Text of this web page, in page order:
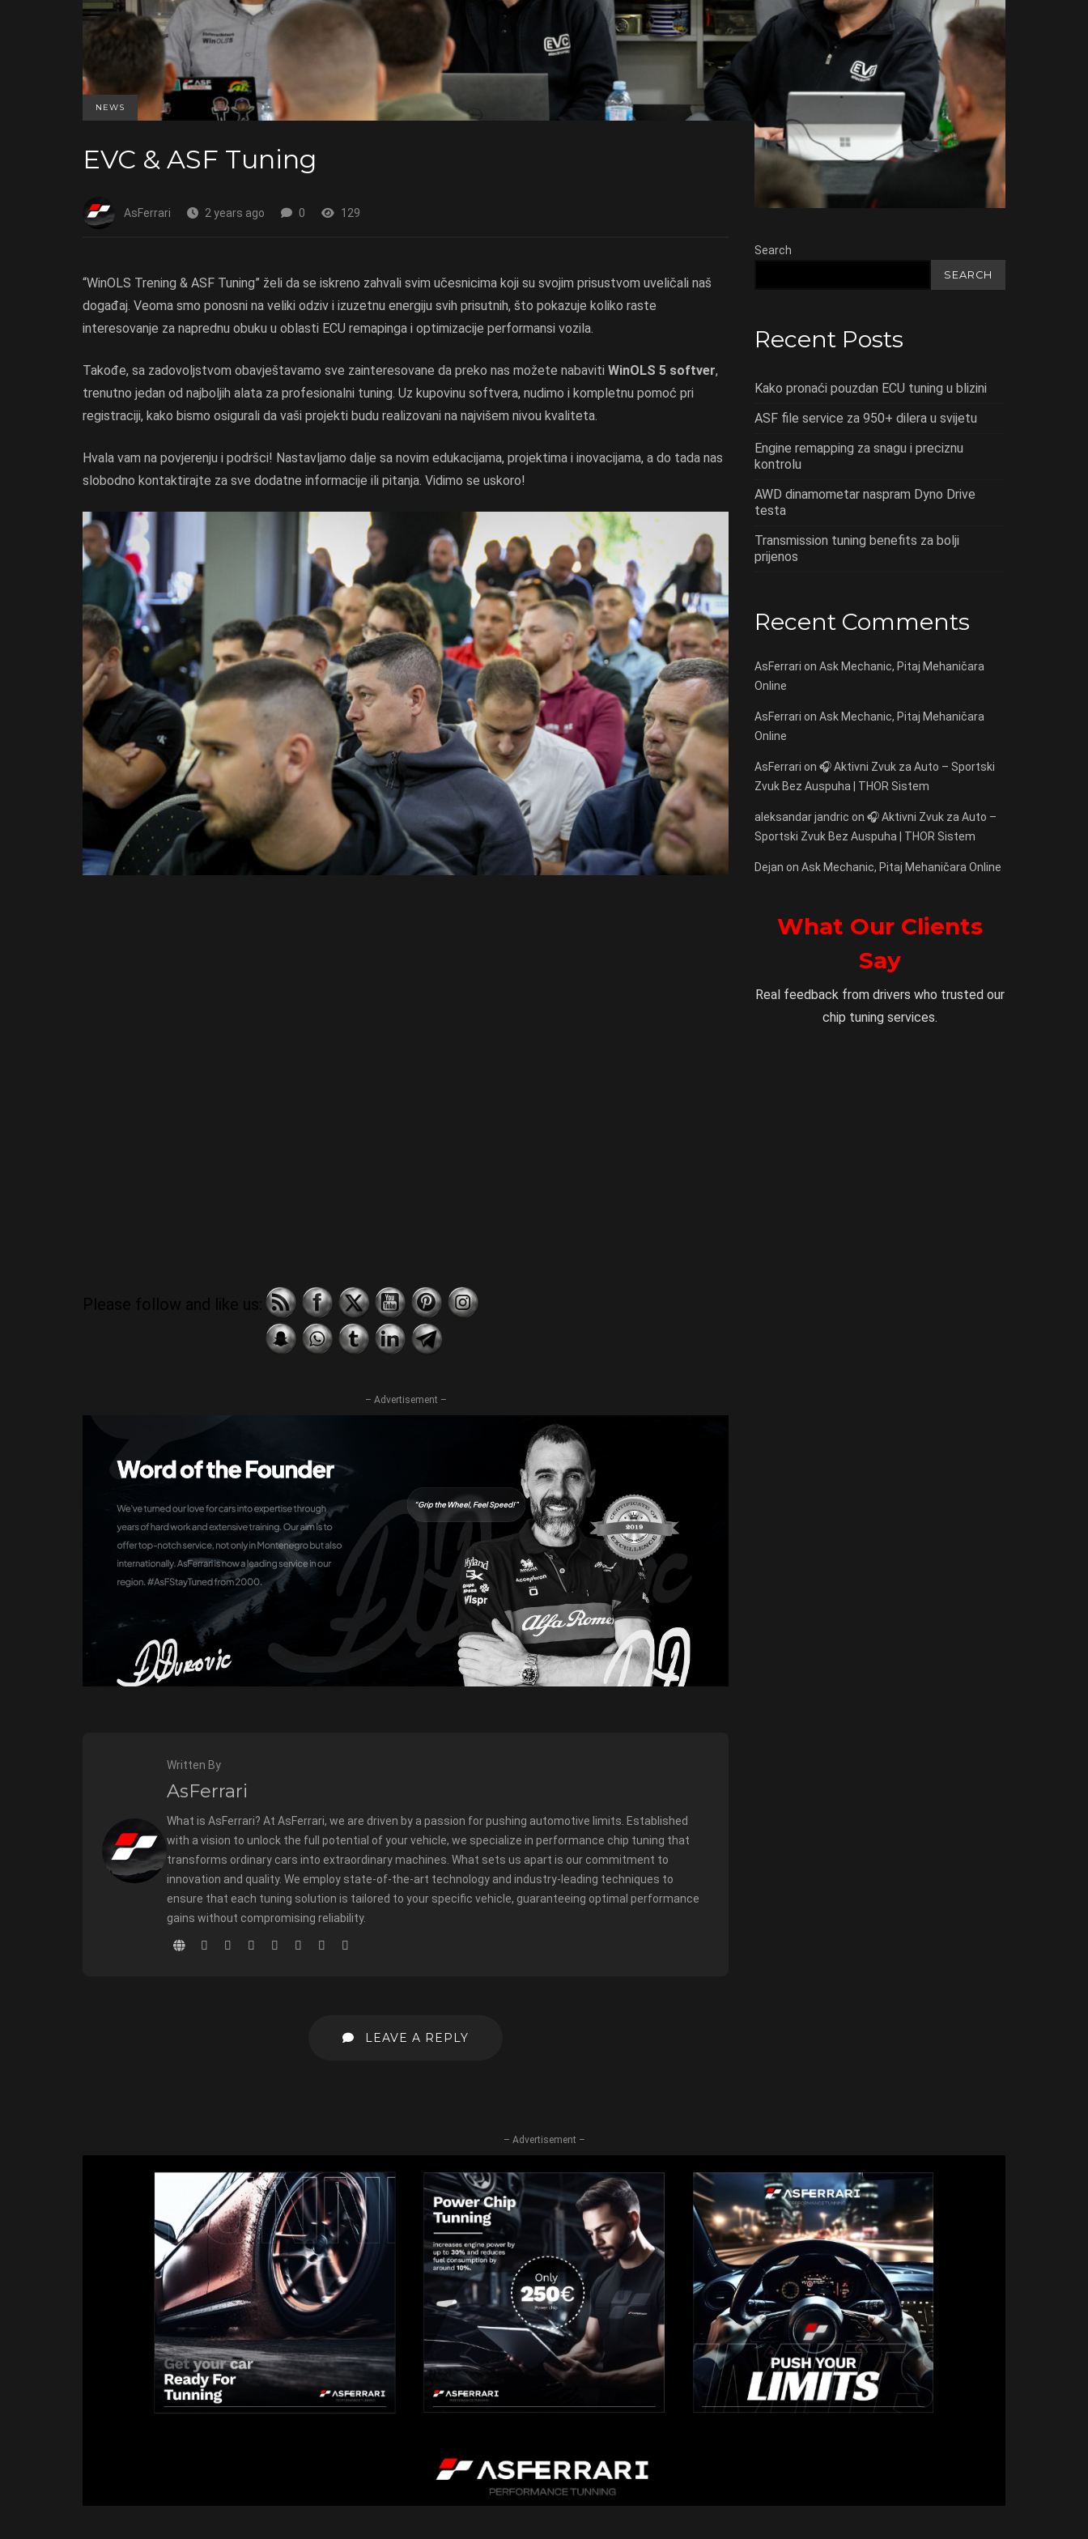
NEWS
EVC & ASF Tuning
AsFerrari 2 years ago 0 129
“WinOLS Trening & ASF Tuning” želi da se iskreno zahvali svim učesnicima koji su svojim prisustvom uveličali naš
događaj. Veoma smo ponosni na veliki odziv i izuzetnu energiju svih prisutnih, što pokazuje koliko raste
interesovanje za naprednu obuku u oblasti ECU remapinga i optimizacije performansi vozila.
Takođe, sa zadovoljstvom obavještavamo sve zainteresovane da preko nas možete nabaviti WinOLS 5 softver,
trenutno jedan od najboljih alata za profesionalni tuning. Uz kupovinu softvera, nudimo i kompletnu pomoć pri
registraciji, kako bismo osigurali da vaši projekti budu realizovani na najvišem nivou kvaliteta.
Hvala vam na povjerenju i podršci! Nastavljamo dalje sa novim edukacijama, projektima i inovacijama, a do tada nas
slobodno kontaktirajte za sve dodatne informacije ili pitanja. Vidimo se uskoro!
Please follow and like us:
– Advertisement –
Written By
AsFerrari
What is AsFerrari? At AsFerrari, we are driven by a passion for pushing automotive limits. Established
with a vision to unlock the full potential of your vehicle, we specialize in performance chip tuning that
transforms ordinary cars into extraordinary machines. What sets us apart is our commitment to
innovation and quality. We employ state-of-the-art technology and industry-leading techniques to
ensure that each tuning solution is tailored to your specific vehicle, guaranteeing optimal performance
gains without compromising reliability.
LEAVE A REPLY
Search
SEARCH
Recent Posts
Kako pronaći pouzdan ECU tuning u blizini
ASF file service za 950+ dilera u svijetu
Engine remapping za snagu i preciznu
kontrolu
AWD dinamometar naspram Dyno Drive
testa
Transmission tuning benefits za bolji
prijenos
Recent Comments
AsFerrari on Ask Mechanic, Pitaj Mehaničara
Online
AsFerrari on Ask Mechanic, Pitaj Mehaničara
Online
AsFerrari on 🎧 Aktivni Zvuk za Auto – Sportski
Zvuk Bez Auspuha | THOR Sistem
aleksandar jandric on 🎧 Aktivni Zvuk za Auto –
Sportski Zvuk Bez Auspuha | THOR Sistem
Dejan on Ask Mechanic, Pitaj Mehaničara Online
What Our Clients
Say
Real feedback from drivers who trusted our
chip tuning services.
– Advertisement –